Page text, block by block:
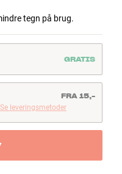
tegn på brug.
GRATIS
Se leveringsmetoder
FRA 15,-